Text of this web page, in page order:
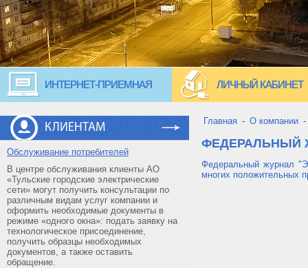
ИНТЕРНЕТ-ПРИЕМНАЯ ЛИЧНЫЙ КАБИНЕТ
КЛИЕНТАМ
Обслуживание потребителей
В центре обслуживания клиенты АО
«Тульские городские электрические
сети» могут получить консультации по
различным видам услуг компании и
оформить необходимые документы в
режиме «одного окна»: подать заявку на
технологическое присоединение,
получить образцы необходимых
документов, а также оставить
обращение.
Главная - О компании -
ФЕДЕРАЛЬНЫЙ
Федеральный журнал
многих положительных